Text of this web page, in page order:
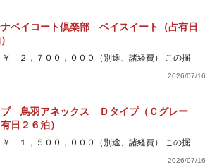
ベイコート倶楽部 ベイスイート（占有日
２，７００，０００（別途、諸経費） この掘
2026/07/16
ブ 鳥羽アネックス Ｄタイプ（Ｃグレー
日２６泊）
１，５００，０００（別途、諸経費） この掘
2026/07/16